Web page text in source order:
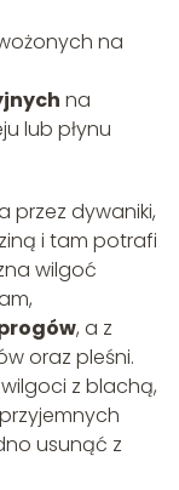
na
na
lub płynu
przez dywaniki,
i tam potrafi
wilgoć
, a z
oraz pleśni.
z blachą,
usunąć z